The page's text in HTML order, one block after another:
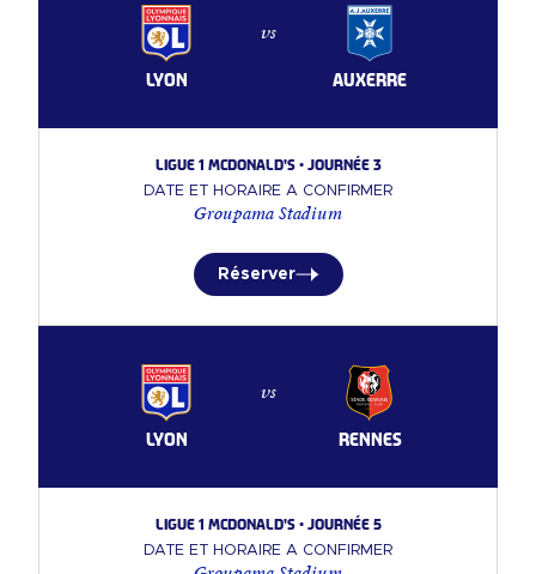
LYON
vs
AUXERRE
Ligue 1 McDonald's • Journée 3
DATE ET HORAIRE A CONFIRMER
Groupama Stadium
Réserver
LYON
vs
RENNES
Ligue 1 McDonald's • Journée 5
DATE ET HORAIRE A CONFIRMER